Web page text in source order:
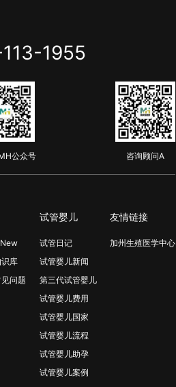
1955
公众号 咨询顾问A
库
问题
试管婴儿
试管日记
试管婴儿新闻
第三代试管婴儿
试管婴儿费用
试管婴儿国家
试管婴儿流程
试管婴儿助孕
试管婴儿案例
友情链接
加州生殖医学中心